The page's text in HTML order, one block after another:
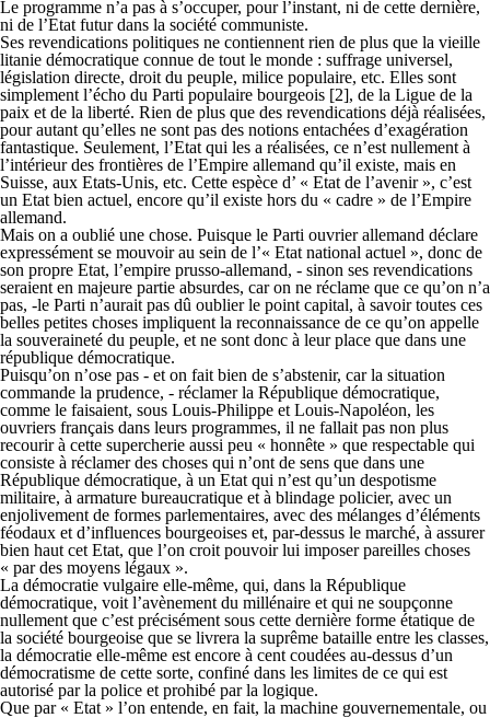
Le programme n’a pas à s’occuper, pour l’instant, ni de cette dernière,
ni de l’Etat futur dans la société communiste.
Ses revendications politiques ne contiennent rien de plus que la vieille
litanie démocratique connue de tout le monde : suffrage universel,
législation directe, droit du peuple, milice populaire, etc. Elles sont
simplement l’écho du Parti populaire bourgeois [2], de la Ligue de la
paix et de la liberté. Rien de plus que des revendications déjà réalisées,
pour autant qu’elles ne sont pas des notions entachées d’exagération
fantastique. Seulement, l’Etat qui les a réalisées, ce n’est nullement à
l’intérieur des frontières de l’Empire allemand qu’il existe, mais en
Suisse, aux Etats-Unis, etc. Cette espèce d’ « Etat de l’avenir », c’est
un Etat bien actuel, encore qu’il existe hors du « cadre » de l’Empire
allemand.
Mais on a oublié une chose. Puisque le Parti ouvrier allemand déclare
expressément se mouvoir au sein de l’« Etat national actuel », donc de
son propre Etat, l’empire prusso-allemand, - sinon ses revendications
seraient en majeure partie absurdes, car on ne réclame que ce qu’on n’a
pas, -le Parti n’aurait pas dû oublier le point capital, à savoir toutes ces
belles petites choses impliquent la reconnaissance de ce qu’on appelle
la souveraineté du peuple, et ne sont donc à leur place que dans une
république démocratique.
Puisqu’on n’ose pas - et on fait bien de s’abstenir, car la situation
commande la prudence, - réclamer la République démocratique,
comme le faisaient, sous Louis-Philippe et Louis-Napoléon, les
ouvriers français dans leurs programmes, il ne fallait pas non plus
recourir à cette supercherie aussi peu « honnête » que respectable qui
consiste à réclamer des choses qui n’ont de sens que dans une
République démocratique, à un Etat qui n’est qu’un despotisme
militaire, à armature bureaucratique et à blindage policier, avec un
enjolivement de formes parlementaires, avec des mélanges d’éléments
féodaux et d’influences bourgeoises et, par-dessus le marché, à assurer
bien haut cet Etat, que l’on croit pouvoir lui imposer pareilles choses
« par des moyens légaux ».
La démocratie vulgaire elle-même, qui, dans la République
démocratique, voit l’avènement du millénaire et qui ne soupçonne
nullement que c’est précisément sous cette dernière forme étatique de
la société bourgeoise que se livrera la suprême bataille entre les classes,
la démocratie elle-même est encore à cent coudées au-dessus d’un
démocratisme de cette sorte, confiné dans les limites de ce qui est
autorisé par la police et prohibé par la logique.
Que par « Etat » l’on entende, en fait, la machine gouvernementale, ou